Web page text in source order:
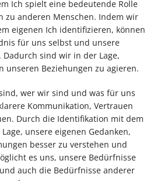
Ich spielt eine bedeutende Rolle
zu anderen Menschen. Indem wir
eigenen Ich identifizieren, können
für uns selbst und unsere
sind wir in der Lage,
unseren Beziehungen zu agieren.
wer wir sind und was für uns
Kommunikation, Vertrauen
Durch die Identifikation mit dem
unsere eigenen Gedanken,
besser zu verstehen und
es uns, unsere Bedürfnisse
auch die Bedürfnisse anderer